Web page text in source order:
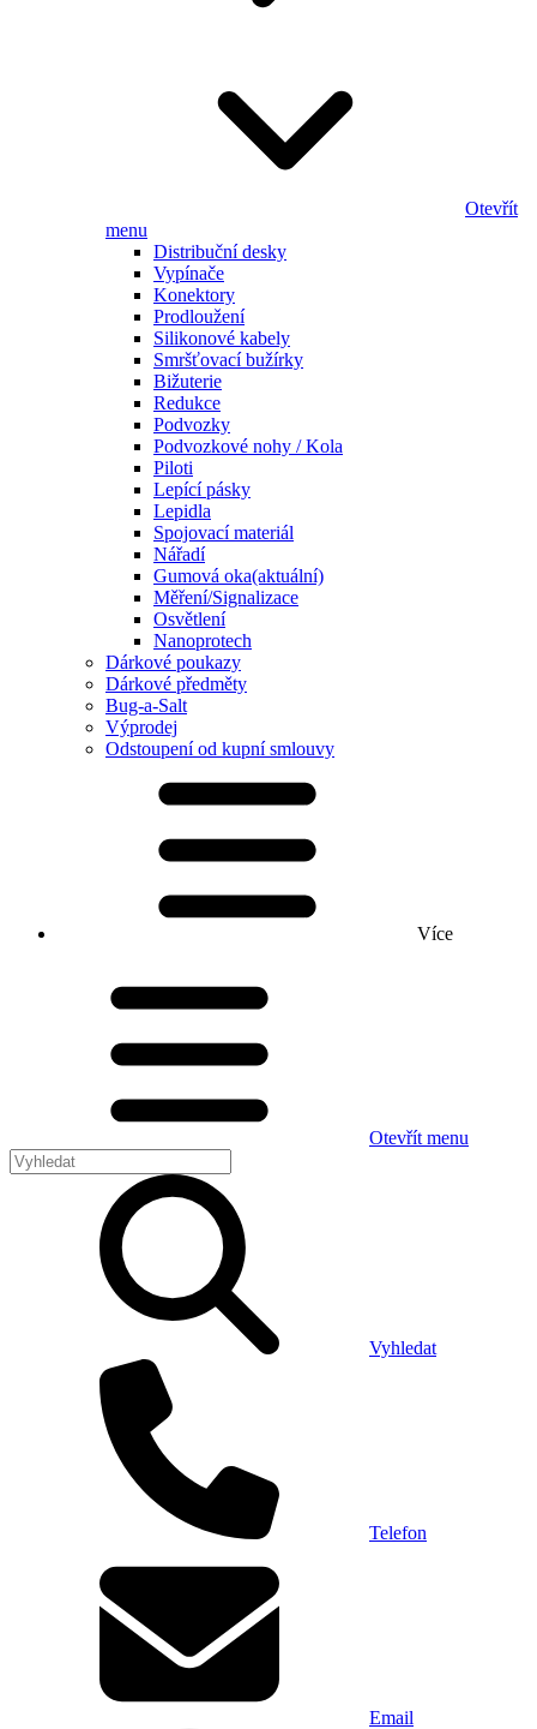
Otevřít
menu
Distribuční desky
Vypínače
Konektory
Prodloužení
Silikonové kabely
Smršťovací bužírky
Bižuterie
Redukce
Podvozky
Podvozkové nohy / Kola
Piloti
Lepící pásky
Lepidla
Spojovací materiál
Nářadí
Gumová oka(aktuální)
Měření/Signalizace
Osvětlení
Nanoprotech
Dárkové poukazy
Dárkové předměty
Bug-a-Salt
Výprodej
Odstoupení od kupní smlouvy
Více
Otevřít menu
Vyhledat
Telefon
Email